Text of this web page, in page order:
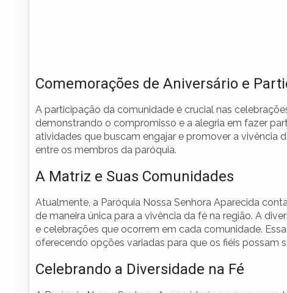
Comemorações de Aniversário e
A participação da comunidade é crucial nas
demonstrando o compromisso e a alegria em fazer
atividades que buscam engajar e promover a vivência
entre os membros da paróquia.
A Matriz e Suas Comunidades
Atualmente, a Paróquia Nossa Senhora Aparecida
de maneira única para a vivência da fé na região. A
e celebrações que ocorrem em cada comunidade.
oferecendo opções variadas para que os fiéis possam
Celebrando a Diversidade na Fé